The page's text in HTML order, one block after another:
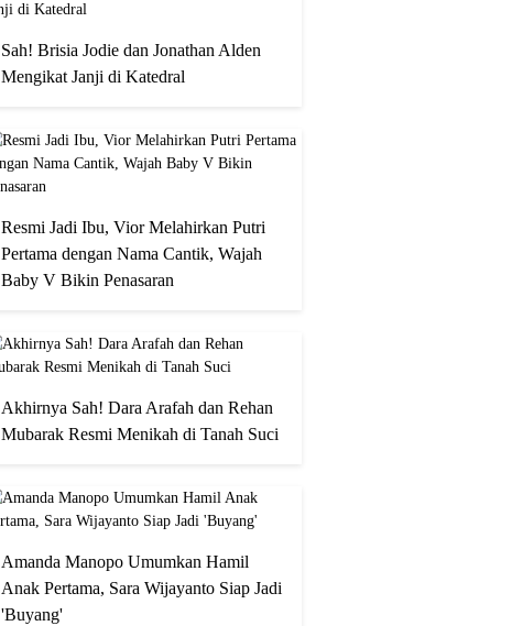
Sah! Brisia Jodie dan Jonathan Alden
Mengikat Janji di Katedral
Resmi Jadi Ibu, Vior Melahirkan Putri
Pertama dengan Nama Cantik, Wajah
Baby V Bikin Penasaran
Akhirnya Sah! Dara Arafah dan Rehan
Mubarak Resmi Menikah di Tanah Suci
Amanda Manopo Umumkan Hamil
Anak Pertama, Sara Wijayanto Siap Jadi
'Buyang'